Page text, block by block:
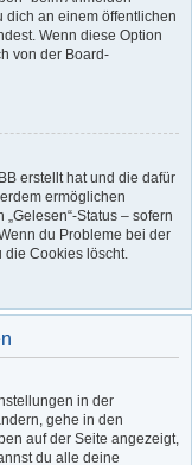
dich an einem öffentlichen
Wenn diese Option
von der Board-
erstellt hat und die dafür
ermöglichen
Status – sofern
du Probleme bei der
die Cookies löscht.
in der
gehe in den
auf der Seite angezeigt,
du alle deine